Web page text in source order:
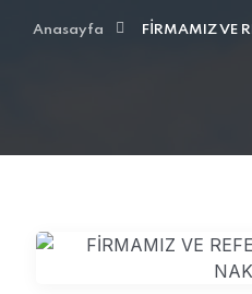
Anasayfa FİRMAMIZ VE